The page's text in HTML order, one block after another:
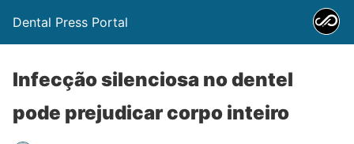
Dental Press Portal
Infecção silenciosa no dentel
pode prejudicar corpo inteiro